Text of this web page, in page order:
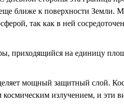
ближе к поверхности Земли.
так как в ней
приходящийся на единицу
мощный защитный слой.
излучением, и эти